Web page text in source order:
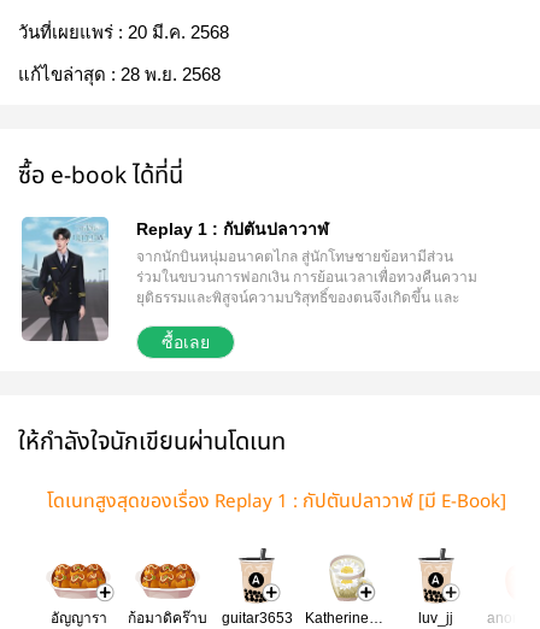
วันที่เผยแพร่ : 20 มี.ค. 2568
แก้ไขล่าสุด : 28 พ.ย. 2568
ซื้อ e-book ได้ที่นี่
Replay 1 : กัปตันปลาวาฬ
จากนักบินหนุ่มอนาคตไกล สู่นักโทษชายข้อหามีส่วน
ร่วมในขบวนการฟอกเงิน การย้อนเวลาเพื่อทวงคืนความ
ยุติธรรมและพิสูจน์ความบริสุทธิ์ของตนจึงเกิดขึ้น และ
ซื้อเลย
ให้กำลังใจนักเขียนผ่านโดเนท
โดเนทสูงสุดของเรื่อง Replay 1 : กัปตันปลาวาฬ [มี E-Book]
อัญญารา
ก้อมาดิคร๊าบ
guitar3653
Katherine219121
luv_jj